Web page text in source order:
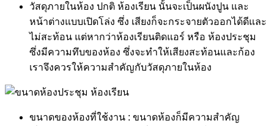
วัสดุภายในห้อง ปกติ ห้องเรียน นั้นจะเป็นผนังปูน และ
หน้าต่างแบบเปิดโล่ง ซึ่ง เสียงก็จะกระจายตัวออกได้ดีและ
ไม่สะท้อน แต่หากว่าห้องเรียนติดแอร์ หรือ ห้องประชุม
ซึ่งมีความทึบของห้อง ซึ่งจะทำให้เสียงสะท้อนและก้อง
เราจึงควรให้ความสำคัญกับวัสดุภายในห้อง
ขนาดของห้องที่ใช้งาน : ขนาดห้องก็มีความสำคัญ